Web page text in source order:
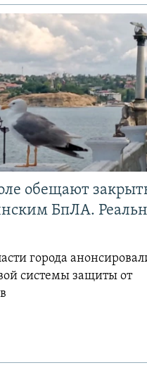
обещают
БпЛА.
города
системы защиты от